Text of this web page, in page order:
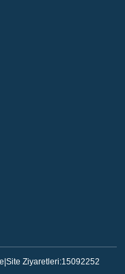
Site Ziyaretleri:15092252